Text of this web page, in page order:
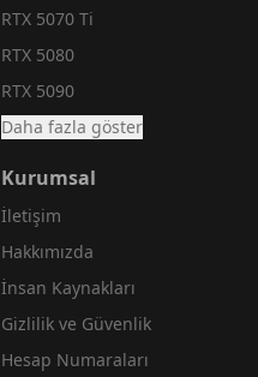
RTX 5070 Ti
RTX 5080
RTX 5090
Daha fazla göster
Kurumsal
İletişim
Hakkımızda
İnsan Kaynakları
Gizlilik ve Güvenlik
Hesap Numaraları